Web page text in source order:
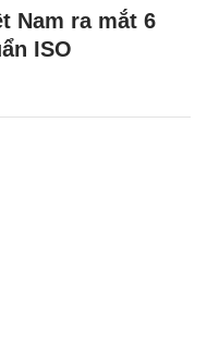
Nam ra mắt 6
ISO